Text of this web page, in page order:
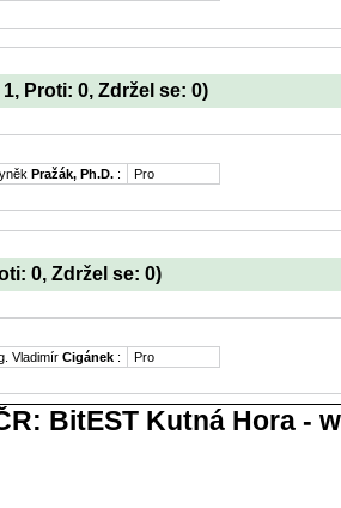
Proti: 0, Zdržel se: 0)
Pražák, Ph.D. : Pro
0, Zdržel se: 0)
Vladimír Cigánek : Pro
BitEST Kutná Hora -